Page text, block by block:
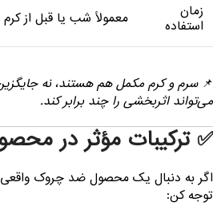
زمان
استفاده معمولاً شب یا قبل از کرم
📌 سرم و کرم مکمل هم هستند، نه
می‌تواند اثربخشی را چند برابر کند.
✅ ترکیبات مؤثر در
اگر به دنبال یک محصول ضد چروک واقعی
توجه کن: